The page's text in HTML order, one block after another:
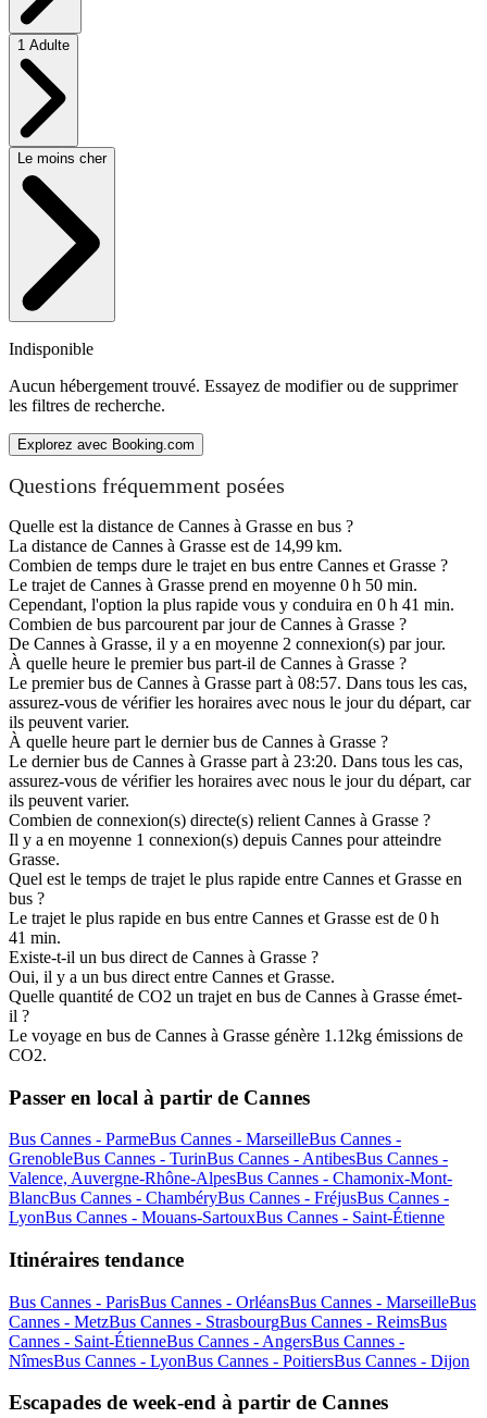
1 Adulte
Le moins cher
Indisponible
Aucun hébergement trouvé. Essayez de modifier ou de supprimer
les filtres de recherche.
Explorez avec Booking.com
Questions fréquemment posées
Quelle est la distance de Cannes à Grasse en bus ?
La distance de Cannes à Grasse est de 14,99 km.
Combien de temps dure le trajet en bus entre Cannes et Grasse ?
Le trajet de Cannes à Grasse prend en moyenne 0 h 50 min.
Cependant, l'option la plus rapide vous y conduira en 0 h 41 min.
Combien de bus parcourent par jour de Cannes à Grasse ?
De Cannes à Grasse, il y a en moyenne 2 connexion(s) par jour.
À quelle heure le premier bus part-il de Cannes à Grasse ?
Le premier bus de Cannes à Grasse part à 08:57. Dans tous les cas,
assurez-vous de vérifier les horaires avec nous le jour du départ, car
ils peuvent varier.
À quelle heure part le dernier bus de Cannes à Grasse ?
Le dernier bus de Cannes à Grasse part à 23:20. Dans tous les cas,
assurez-vous de vérifier les horaires avec nous le jour du départ, car
ils peuvent varier.
Combien de connexion(s) directe(s) relient Cannes à Grasse ?
Il y a en moyenne 1 connexion(s) depuis Cannes pour atteindre
Grasse.
Quel est le temps de trajet le plus rapide entre Cannes et Grasse en
bus ?
Le trajet le plus rapide en bus entre Cannes et Grasse est de 0 h
41 min.
Existe-t-il un bus direct de Cannes à Grasse ?
Oui, il y a un bus direct entre Cannes et Grasse.
Quelle quantité de CO2 un trajet en bus de Cannes à Grasse émet-
il ?
Le voyage en bus de Cannes à Grasse génère 1.12kg émissions de
CO2.
Passer en local à partir de Cannes
Bus Cannes - ParmeBus Cannes - MarseilleBus Cannes -
GrenobleBus Cannes - TurinBus Cannes - AntibesBus Cannes -
Valence, Auvergne-Rhône-AlpesBus Cannes - Chamonix-Mont-
BlancBus Cannes - ChambéryBus Cannes - FréjusBus Cannes -
LyonBus Cannes - Mouans-SartouxBus Cannes - Saint-Étienne
Itinéraires tendance
Bus Cannes - ParisBus Cannes - OrléansBus Cannes - MarseilleBus
Cannes - MetzBus Cannes - StrasbourgBus Cannes - ReimsBus
Cannes - Saint-ÉtienneBus Cannes - AngersBus Cannes -
NîmesBus Cannes - LyonBus Cannes - PoitiersBus Cannes - Dijon
Escapades de week-end à partir de Cannes